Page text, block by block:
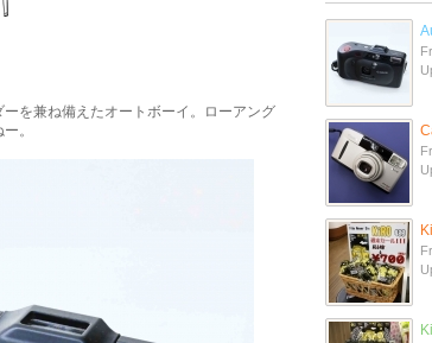
を兼ね備えたオートボーイ。ローアング
。